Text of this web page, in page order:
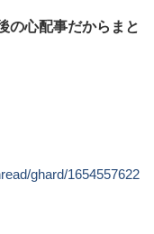
の心配事だからまと
ghard/1654557622